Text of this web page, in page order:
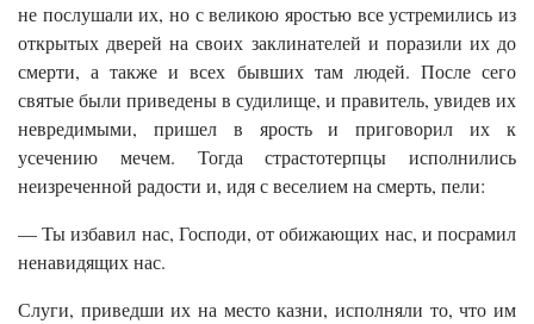
не послушали их, но с великою яростью все устремились из
открытых дверей на своих заклинателей и поразили их до
смерти, а также и всех бывших там людей. После сего
святые были приведены в судилище, и правитель, увидев их
невредимыми, пришел в ярость и приговорил их к
усечению мечем. Тогда страстотерпцы исполнились
неизреченной радости и, идя с веселием на смерть, пели:
— Ты избавил нас, Господи, от обижающих нас, и посрамил
ненавидящих нас.
Слуги, приведши их на место казни, исполняли то, что им